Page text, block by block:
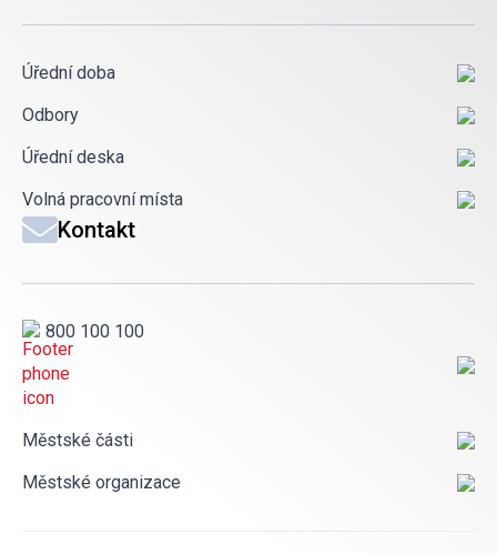
Úřední doba
Odbory
Úřední deska
Volná pracovní místa
Kontakt
800 100 100
Městské části
Městské organizace